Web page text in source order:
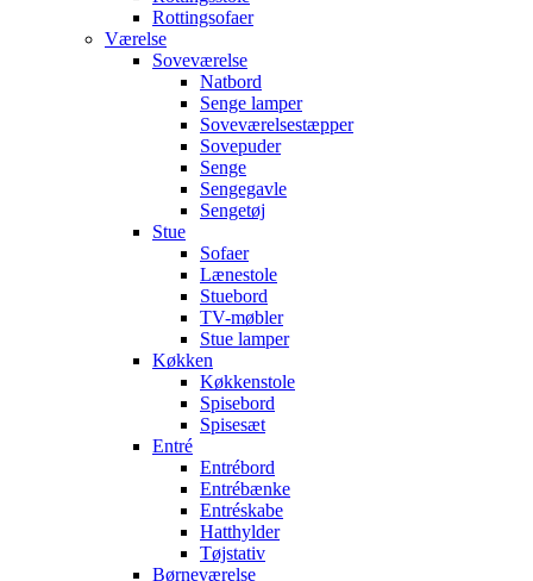
Rottingsofaer
Værelse
Soveværelse
Natbord
Senge lamper
Soveværelsestæpper
Sovepuder
Senge
Sengegavle
Sengetøj
Stue
Sofaer
Lænestole
Stuebord
TV-møbler
Stue lamper
Køkken
Køkkenstole
Spisebord
Spisesæt
Entré
Entrébord
Entrébænke
Entréskabe
Hatthylder
Tøjstativ
Børneværelse